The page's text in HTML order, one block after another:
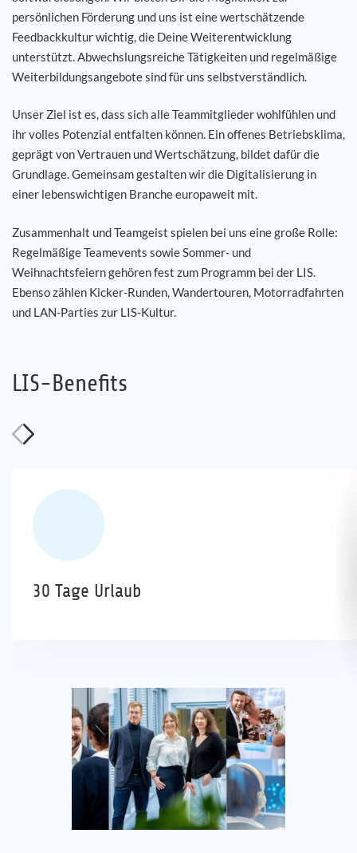
persönlichen Förderung und uns ist eine wertschätzende
Feedbackkultur wichtig, die Deine Weiterentwicklung
unterstützt. Abwechslungsreiche Tätigkeiten und regelmäßige
Weiterbildungsangebote sind für uns selbstverständlich.
Unser Ziel ist es, dass sich alle Teammitglieder wohlfühlen und
ihr volles Potenzial entfalten können. Ein offenes Betriebsklima,
geprägt von Vertrauen und Wertschätzung, bildet dafür die
Grundlage. Gemeinsam gestalten wir die Digitalisierung in
einer lebenswichtigen Branche europaweit mit.
Zusammenhalt und Teamgeist spielen bei uns eine große Rolle:
Regelmäßige Teamevents sowie Sommer- und
Weihnachtsfeiern gehören fest zum Programm bei der LIS.
Ebenso zählen Kicker-Runden, Wandertouren, Motorradfahrten
und LAN-Parties zur LIS-Kultur.
LIS-Benefits
30 Tage Urlaub